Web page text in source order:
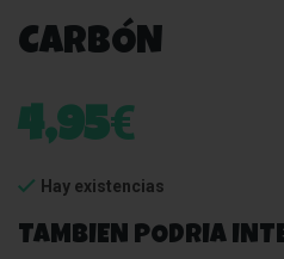
CARBÓN
4,95€
Hay existencias
TAMBIEN PODRIA